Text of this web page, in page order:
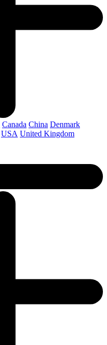
Canada China Denmark
USA United Kingdom